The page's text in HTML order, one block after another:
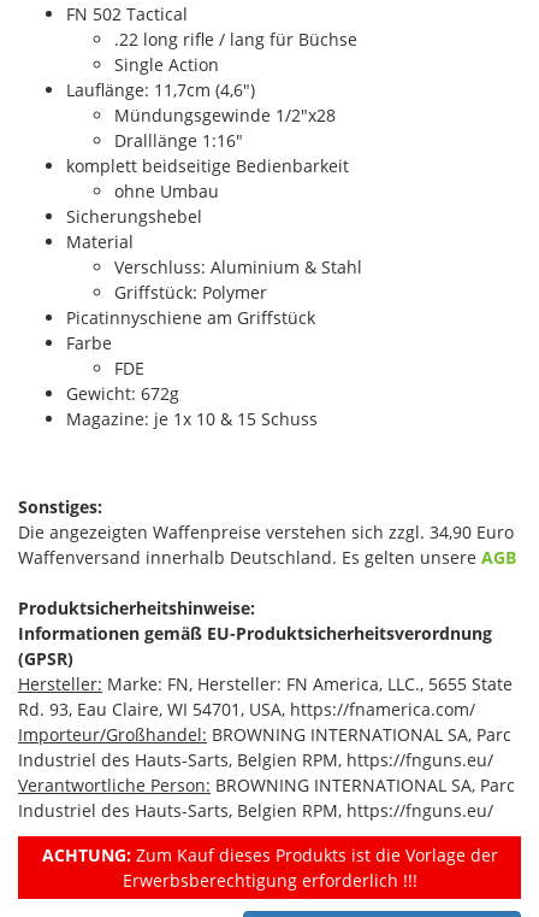
FN 502 Tactical
.22 long rifle / lang für Büchse
Single Action
Lauflänge: 11,7cm (4,6")
Mündungsgewinde 1/2"x28
Dralllänge 1:16"
komplett beidseitige Bedienbarkeit
ohne Umbau
Sicherungshebel
Material
Verschluss: Aluminium & Stahl
Griffstück: Polymer
Picatinnyschiene am Griffstück
Farbe
FDE
Gewicht: 672g
Magazine: je 1x 10 & 15 Schuss
Sonstiges:
Die angezeigten Waffenpreise verstehen sich zzgl. 34,90 Euro
Waffenversand innerhalb Deutschland. Es gelten unsere AGB
Produktsicherheitshinweise:
Informationen gemäß EU-Produktsicherheitsverordnung
(GPSR)
Hersteller: Marke: FN, Hersteller: FN America, LLC., 5655 State
Rd. 93, Eau Claire, WI 54701, USA, https://fnamerica.com/
Importeur/Großhandel: BROWNING INTERNATIONAL SA, Parc
Industriel des Hauts-Sarts, Belgien RPM, https://fnguns.eu/
Verantwortliche Person: BROWNING INTERNATIONAL SA, Parc
Industriel des Hauts-Sarts, Belgien RPM, https://fnguns.eu/
ACHTUNG:Zum Kauf dieses Produkts ist die Vorlage der
Erwerbsberechtigung erforderlich !!!